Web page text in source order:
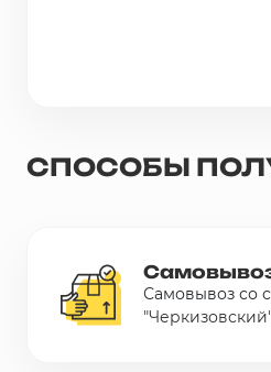
СПОСОБЫ
Самовывоз со